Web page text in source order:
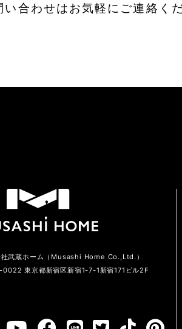
い合わせはお気軽にご連絡く
社武蔵ホーム（Musashi Home Co.,Ltd.）
0022 東京都新宿区新宿1-7-1新宿171ビル2F